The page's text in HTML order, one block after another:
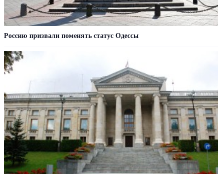
Россию призвали поменять статус Одессы